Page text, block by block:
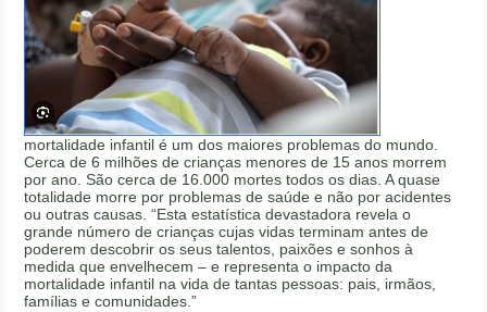
mortalidade infantil é um dos maiores problemas do mundo.
Cerca de 6 milhões de crianças menores de 15 anos morrem
por ano. São cerca de 16.000 mortes todos os dias. A quase
totalidade morre por problemas de saúde e não por acidentes
ou outras causas. “Esta estatística devastadora revela o
grande número de crianças cujas vidas terminam antes de
poderem descobrir os seus talentos, paixões e sonhos à
medida que envelhecem – e representa o impacto da
mortalidade infantil na vida de tantas pessoas: pais, irmãos,
famílias e comunidades.”